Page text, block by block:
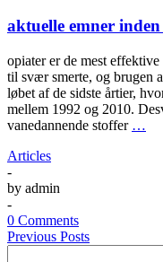
aktuelle emner
opiater er de mest
til svær smerte, og brugen
løbet af de sidste årtier,
mellem 1992 og 2010.
vanedannende stoffer …
Articles
-
by admin
-
0 Comments
Previous Posts